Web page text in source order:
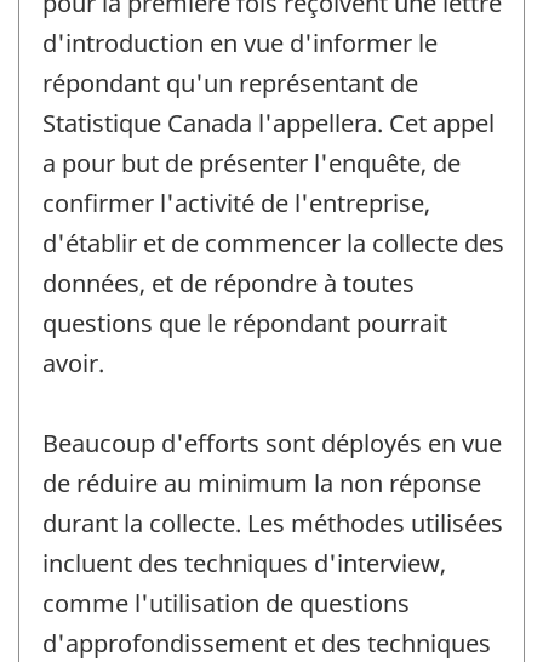
d'introduction en vue d'informer le
répondant qu'un représentant de
Statistique Canada l'appellera. Cet appel
a pour but de présenter l'enquête, de
confirmer l'activité de l'entreprise,
d'établir et de commencer la collecte des
données, et de répondre à toutes
questions que le répondant pourrait
avoir.
Beaucoup d'efforts sont déployés en vue
de réduire au minimum la non réponse
durant la collecte. Les méthodes utilisées
incluent des techniques d'interview,
comme l'utilisation de questions
d'approfondissement et des techniques